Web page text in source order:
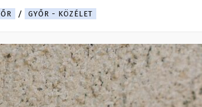
GYŐR - KÖZÉLET